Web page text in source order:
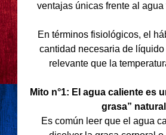
ventajas únicas frente al agua
En términos fisiológicos, el
cantidad necesaria de
relevante que la
Mito n°1: El agua caliente es
grasa” natural
Es común leer que el agua